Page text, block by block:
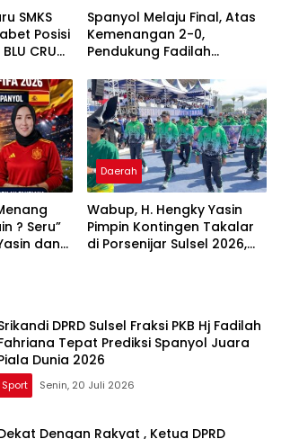
SMKS
Posisi
CRU
Spanyol Melaju Final, Atas
Kemenangan 2-0,
Pendukung Fadilah
Hengky Yasin di Nobar
Semifinal Piala Dunia 2026
? Seru”
dan
2026
Daerah
Wabup, H. Hengky Yasin
Pimpin Kontingen Takalar
di Porsenijar Sulsel 2026,
DPRD Sulsel Fraksi PKB Hj Fadilah
Tepat Prediksi Spanyol Juara
Dunia 2026
Sport Senin, 20 Juli 2026
Dengan Rakyat , Ketua DPRD